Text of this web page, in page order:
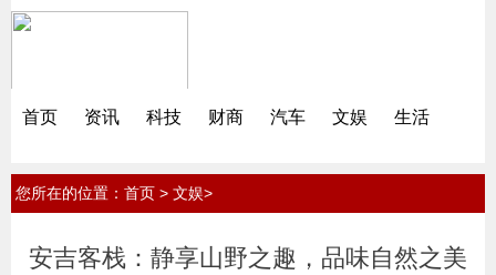
首页 资讯 科技 财商 汽车 文娱 生活
您所在的位置： 首页 > 文娱>
安吉客栈：静享山野之趣，品味自然之美